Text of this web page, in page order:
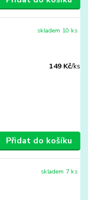
149 Kč/ks
skladem 10 ks
Přidat do košíku
skladem 7 ks